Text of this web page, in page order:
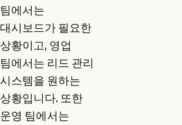
팀에서는
대시보드가 필요한
상황이고, 영업
팀에서는 리드 관리
시스템을 원하는
상황입니다. 또한
운영 팀에서는